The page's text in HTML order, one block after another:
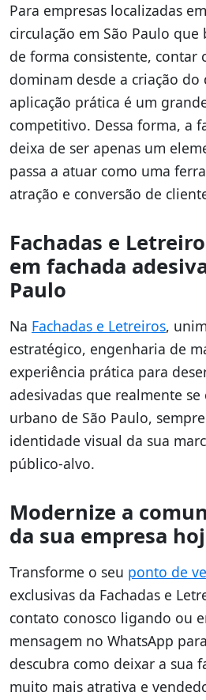
Para empresas localizadas
circulação em São Paulo que
de forma consistente, contar
dominam desde a criação do
aplicação prática é um
competitivo. Dessa forma, a
deixa de ser apenas um
passa a atuar como uma
atração e conversão de
Fachadas e
em fachada
Paulo
Na Fachadas e Letreiros,
estratégico, engenharia de
experiência prática para
adesivadas que realmente
urbano de São Paulo,
identidade visual da sua
público-alvo.
Modernize a
da sua empresa
Transforme o seu ponto de
exclusivas da Fachadas e
contato conosco ligando ou
mensagem no WhatsApp
descubra como deixar a sua
muito mais atrativa e